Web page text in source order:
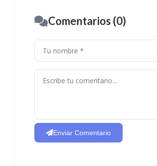
Comentarios (0)
Enviar Comentario